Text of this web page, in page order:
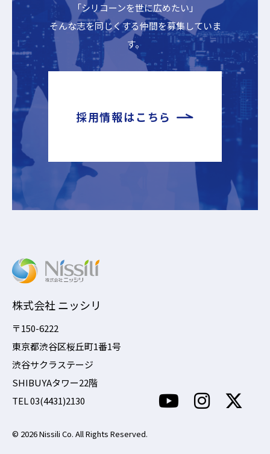
「シリコーンを世に広めたい」
そんな志を同じくする仲間を募集していま
す。
採用情報はこちら
株式会社 ニッシリ
〒150-6222
東京都渋谷区桜丘町1番1号
渋谷サクラステージ
SHIBUYAタワー22階
TEL 03(4431)2130
© 2026 Nissili Co. All Rights Reserved.